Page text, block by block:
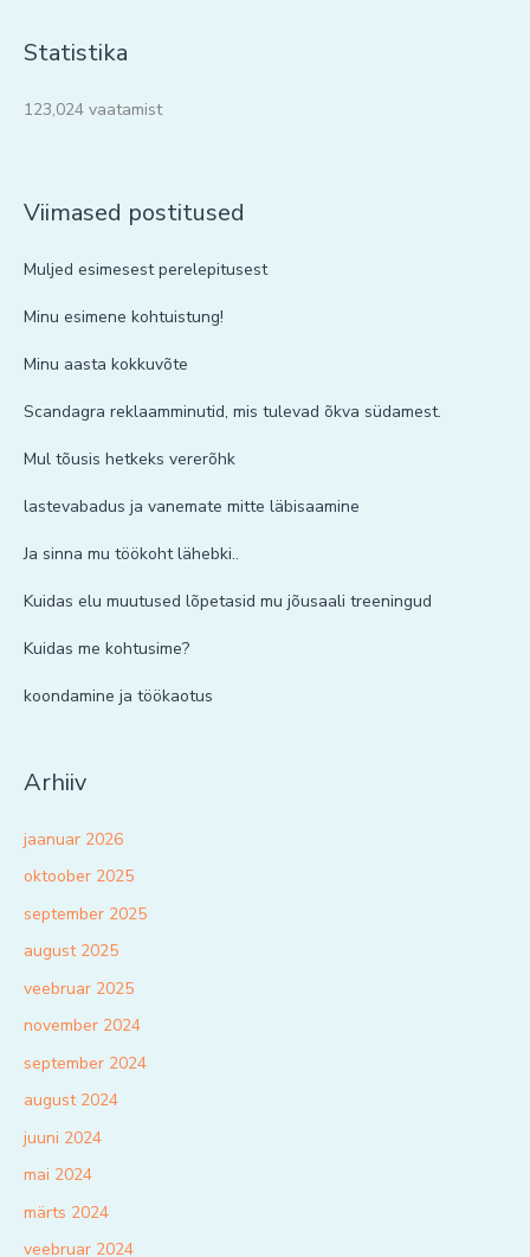
Statistika
123,024 vaatamist
Viimased postitused
Muljed esimesest perelepitusest
Minu esimene kohtuistung!
Minu aasta kokkuvõte
Scandagra reklaamminutid, mis tulevad õkva südamest.
Mul tõusis hetkeks vererõhk
lastevabadus ja vanemate mitte läbisaamine
Ja sinna mu töökoht lähebki..
Kuidas elu muutused lõpetasid mu jõusaali treeningud
Kuidas me kohtusime?
koondamine ja töökaotus
Arhiiv
jaanuar 2026
oktoober 2025
september 2025
august 2025
veebruar 2025
november 2024
september 2024
august 2024
juuni 2024
mai 2024
märts 2024
veebruar 2024